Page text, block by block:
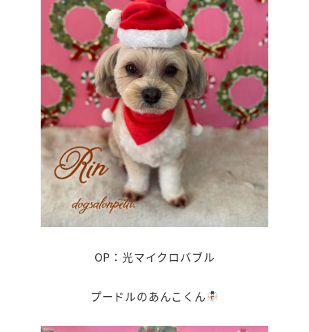
OP：光マイクロバブル
プードルのあんこくん